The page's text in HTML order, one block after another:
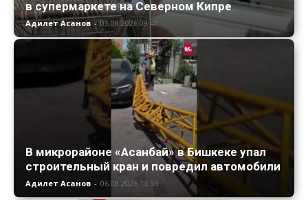
в супермаркете на Северном Кипре
Адилет Асанов - 05.08.2026 09:40
В микрорайоне «Асанбай» в Бишкеке упал
строительный кран и повредил автомобили
Адилет Асанов - 06.08.2026 13:55